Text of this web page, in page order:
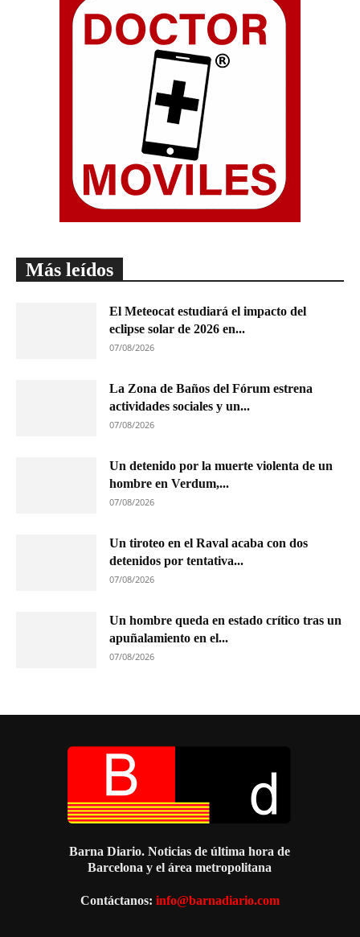
Más leídos
El Meteocat estudiará el impacto del
eclipse solar de 2026 en...
07/08/2026
La Zona de Baños del Fórum estrena
actividades sociales y un...
07/08/2026
Un detenido por la muerte violenta de un
hombre en Verdum,...
07/08/2026
Un tiroteo en el Raval acaba con dos
detenidos por tentativa...
07/08/2026
Un hombre queda en estado crítico tras un
apuñalamiento en el...
07/08/2026
Barna Diario. Noticias de última hora de
Barcelona y el área metropolitana
Contáctanos: info@barnadiario.com